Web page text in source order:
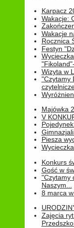
Karpacz
Wakacje:
Wakacje
Rocznica
Festyn
Wizyta w
"Czytamy
Majówka
V
Piesza
Konkurs
Gość w
"Czytamy
Naszym...
8 marca
Zajęcia